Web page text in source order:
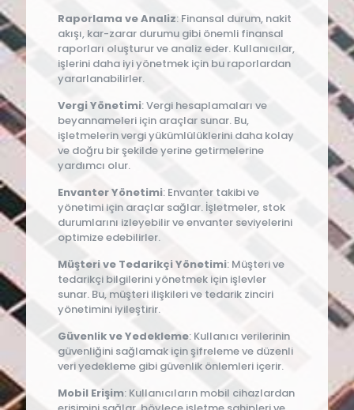
Raporlama ve Analiz: Finansal durum, nakit
akışı, kar-zarar durumu gibi önemli finansal
raporları oluşturur ve analiz eder. Kullanıcılar,
işlerini daha iyi yönetmek için bu raporlardan
yararlanabilirler.
Vergi Yönetimi: Vergi hesaplamaları ve
beyannameleri için araçlar sunar. Bu,
işletmelerin vergi yükümlülüklerini daha kolay
ve doğru bir şekilde yerine getirmelerine
yardımcı olur.
Envanter Yönetimi: Envanter takibi ve
yönetimi için araçlar sağlar. İşletmeler, stok
durumlarını izleyebilir ve envanter seviyelerini
optimize edebilirler.
Müşteri ve Tedarikçi Yönetimi: Müşteri ve
tedarikçi bilgilerini yönetmek için işlevler
sunar. Bu, müşteri ilişkileri ve tedarik zinciri
yönetimini iyileştirir.
Güvenlik ve Yedekleme: Kullanıcı verilerinin
güvenliğini sağlamak için şifreleme ve düzenli
veri yedekleme gibi güvenlik önlemleri içerir.
Mobil Erişim: Kullanıcıların mobil cihazlardan